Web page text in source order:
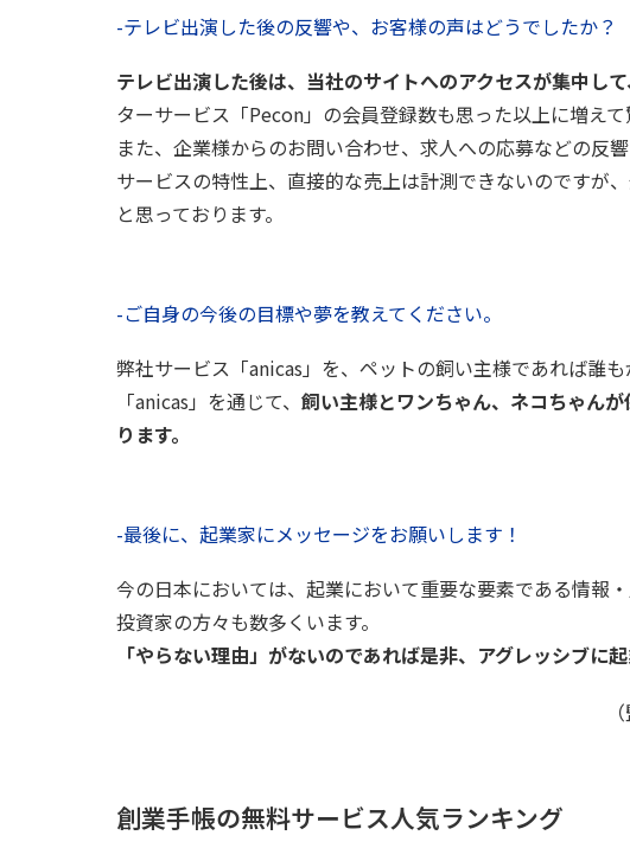
-テレビ出演した後の反響や、お客様の声はどうでしたか？
テレビ出演した後は、当社のサイトへのアクセスが集中し
ターサービス「Pecon」の会員登録数も思った以上に増えて
また、企業様からのお問い合わせ、求人への応募などの反響
サービスの特性上、直接的な売上は計測できないのですが
と思っております。
-ご自身の今後の目標や夢を教えてください。
弊社サービス「anicas」を、ペットの飼い主様であれば誰
「anicas」を通じて、 飼い主様とワンちゃん、ネコちゃん
ります。
-最後に、起業家にメッセージをお願いします！
今の日本においては、起業において重要な要素である情報
投資家の方々も数多くいます。
「やらない理由」がないのであれば是非、アグレッシブに
創業手帳の無料サービス人気ランキング